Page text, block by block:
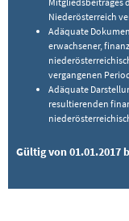
Niederösterreich
Adäquate
erwachsener,
vergangenen
Adäquate
resultierenden
Gültig von 01.01.2017